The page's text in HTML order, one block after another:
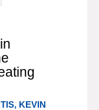
KEVIN